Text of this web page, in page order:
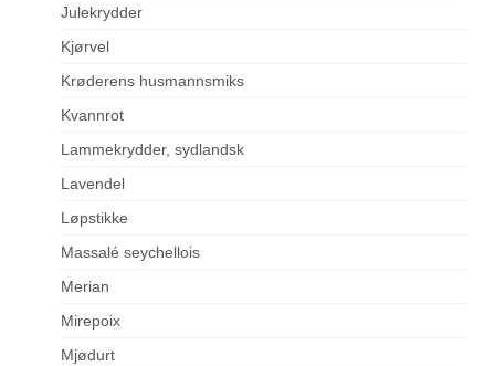
Julekrydder
Kjørvel
Krøderens husmannsmiks
Kvannrot
Lammekrydder, sydlandsk
Lavendel
Løpstikke
Massalé seychellois
Merian
Mirepoix
Mjødurt